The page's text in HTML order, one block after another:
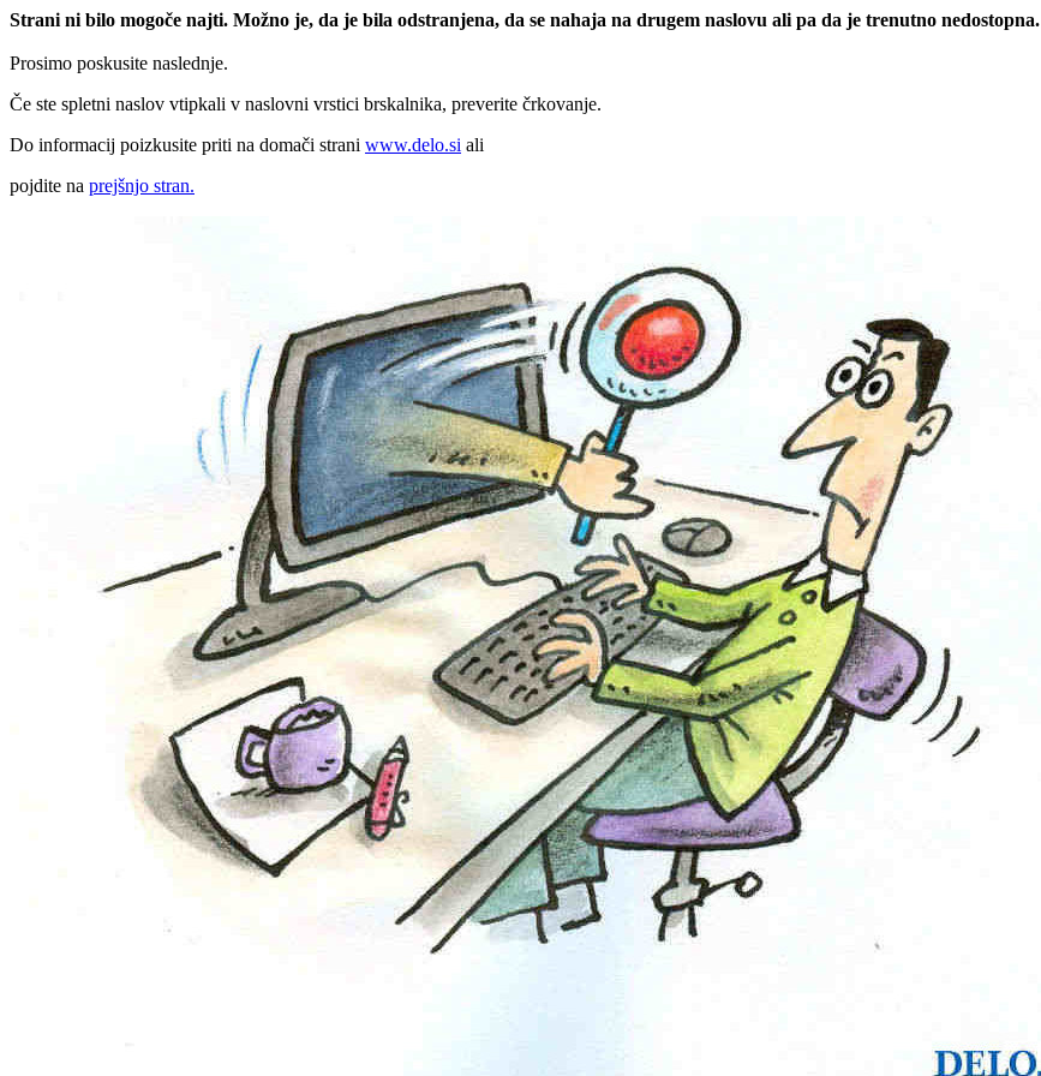
Strani ni bilo mogoče najti. Možno je, da je bila odstranjena, da se nahaja na drugem naslovu ali pa da je trenutno nedostopna.
Prosimo poskusite naslednje.
Če ste spletni naslov vtipkali v naslovni vrstici brskalnika, preverite črkovanje.
Do informacij poizkusite priti na domači strani www.delo.si ali
pojdite na prejšnjo stran.